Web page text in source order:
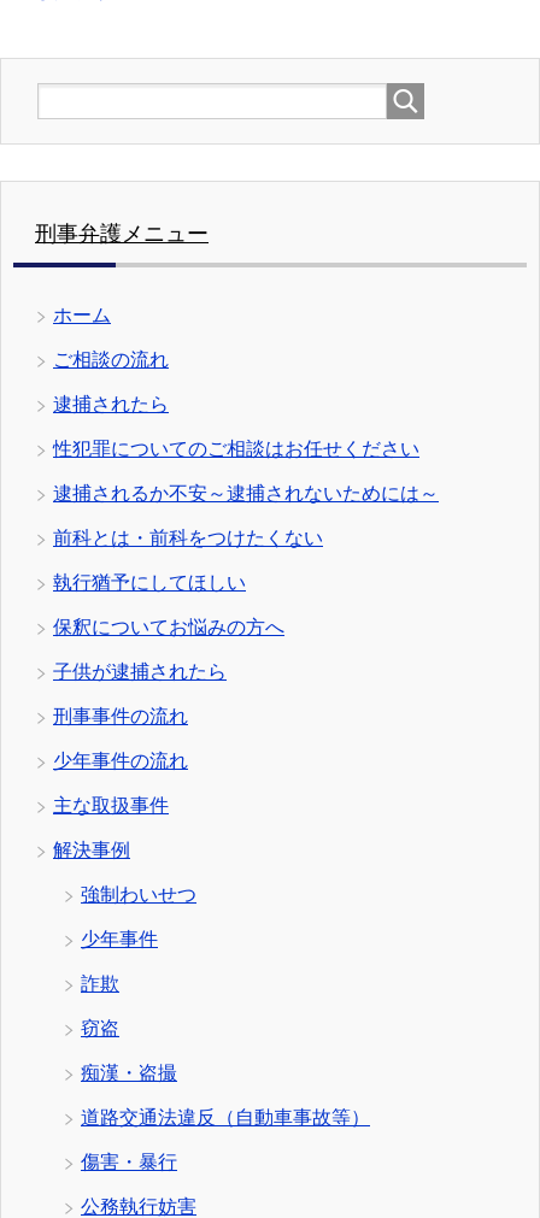
刑事弁護メニュー
ホーム
ご相談の流れ
逮捕されたら
性犯罪についてのご相談はお任せください
逮捕されるか不安～逮捕されないためには～
前科とは・前科をつけたくない
執行猶予にしてほしい
保釈についてお悩みの方へ
子供が逮捕されたら
刑事事件の流れ
少年事件の流れ
主な取扱事件
解決事例
強制わいせつ
少年事件
詐欺
窃盗
痴漢・盗撮
道路交通法違反（自動車事故等）
傷害・暴行
公務執行妨害